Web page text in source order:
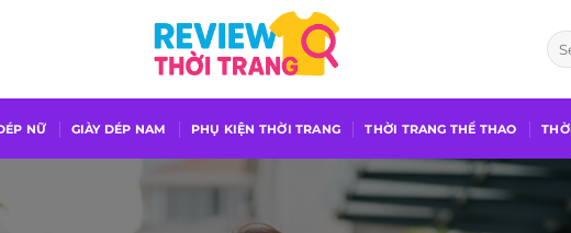
NỮ GIÀY DÉP NAM PHỤ KIỆN THỜI TRANG THỜI TRANG THỂ THAO